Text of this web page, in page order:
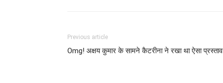
Previous article
Omg! अक्षय कुमार के सामने कैटरीना ने रखा था ऐसा प्रस्‍ताव